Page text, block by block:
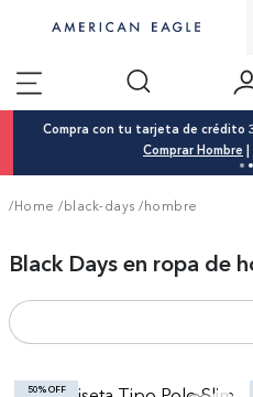
Compra con tu tarjeta de crédito 3
Comprar Hombre|
/Home / black-days / hombre
Black Days en ropa de
50% OFF